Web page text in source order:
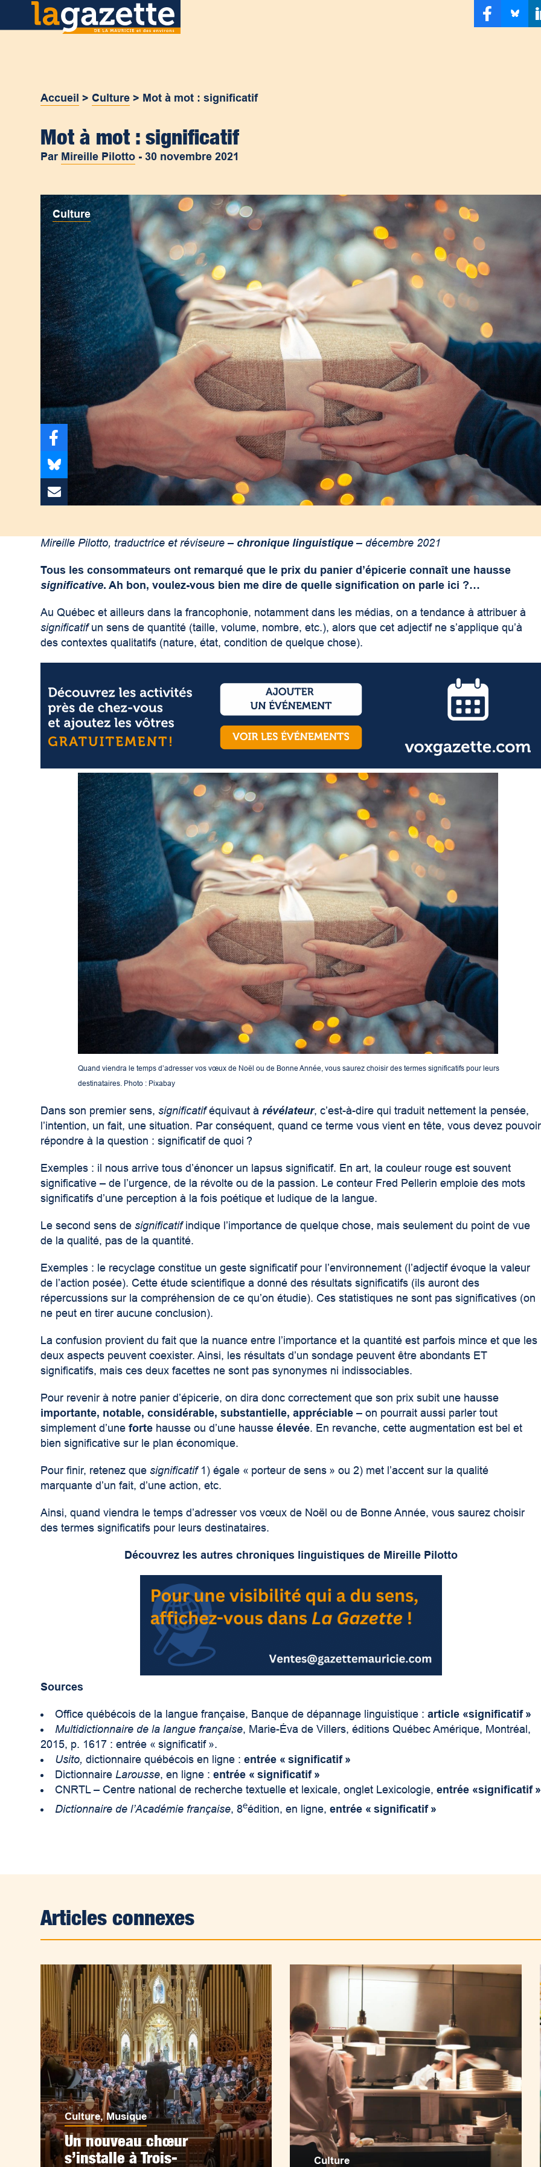
Accueil >Culture > Mot à mot : significatif
Mot à mot : significatif
Par Mireille Pilotto -30 novembre 2021
Culture
Mireille Pilotto, traductrice et réviseure – chronique linguistique – décembre 2021
Tous les consommateurs ont remarqué que le prix du panier d’épicerie connaît une hausse
significative. Ah bon, voulez-vous bien me dire de quelle signification on parle ici ?…
Au Québec et ailleurs dans la francophonie, notamment dans les médias, on a tendance à attribuer à
significatifun sens de quantité (taille, volume, nombre, etc.), alors que cet adjectif ne s’applique qu’à
des contextes qualitatifs (nature, état, condition de quelque chose).
Quand viendra le temps d’adresser vos vœux de Noël ou de Bonne Année, vous saurez choisir des termes significatifs pour leurs
destinataires. Photo : Pixabay
Dans son premier sens,significatiféquivaut àrévélateur, c’est-à-dire qui traduit nettement la pensée,
l’intention, un fait, une situation. Par conséquent, quand ce terme vous vient en tête, vous devez pouvoir
répondre à la question : significatif de quoi ?
Exemples : il nous arrive tous d’énoncer un lapsus significatif. En art, la couleur rouge est souvent
significative – de l’urgence, de la révolte ou de la passion. Le conteur Fred Pellerin emploie des mots
significatifs d’une perception à la fois poétique et ludique de la langue.
Le second sens designificatifindique l’importance de quelque chose, mais seulement du point de vue
de la qualité, pas de la quantité.
Exemples : le recyclage constitue un geste significatif pour l’environnement (l’adjectif évoque la valeur
de l’action posée). Cette étude scientifique a donné des résultats significatifs (ils auront des
répercussions sur la compréhension de ce qu’on étudie). Ces statistiques ne sont pas significatives (on
ne peut en tirer aucune conclusion).
La confusion provient du fait que la nuance entre l’importance et la quantité est parfois mince et que les
deux aspects peuvent coexister. Ainsi, les résultats d’un sondage peuvent être abondants ET
significatifs, mais ces deux facettes ne sont pas synonymes ni indissociables.
Pour revenir à notre panier d’épicerie, on dira donc correctement que son prix subit une hausse
importante, notable, considérable, substantielle, appréciable– on pourrait aussi parler tout
simplement d’uneforte hausse ou d’une hausseélevée. En revanche, cette augmentation est bel et
bien significative sur le plan économique.
Pour finir, retenez quesignificatif1) égale « porteur de sens » ou 2) met l’accent sur la qualité
marquante d’un fait, d’une action, etc.
Ainsi, quand viendra le temps d’adresser vos vœux de Noël ou de Bonne Année, vous saurez choisir
des termes significatifs pour leurs destinataires.
Découvrez les autres chroniques linguistiques de Mireille Pilotto
Sources
Office québécois de la langue française, Banque de dépannage linguistique :article «significatif »
Multidictionnaire de la langue française, Marie-Éva de Villers, éditions Québec Amérique, Montréal,
2015, p. 1617 : entrée « significatif ».
Usito,dictionnaire québécois en ligne :entrée « significatif »
Dictionnaire Larousse, en ligne :entrée « significatif »
CNRTL – Centre national de recherche textuelle et lexicale, onglet Lexicologie,entrée «significatif »
Dictionnaire de l’Académie française, 8eédition, en ligne,entrée « significatif »
Articles connexes
Culture, Musique
Un nouveau chœur
s’installe à Trois-
Culture